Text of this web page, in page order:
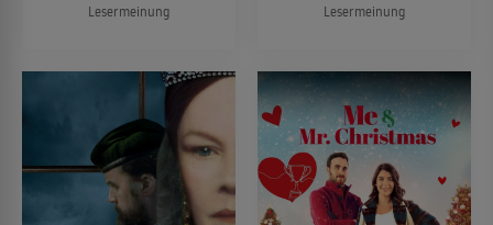
Lesermeinung Lesermeinung